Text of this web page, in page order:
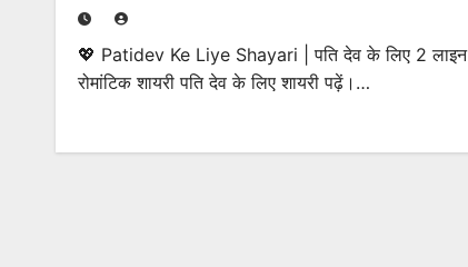
💖 Patidev Ke Liye Shayari | पति देव के लिए 2 लाइन
रोमांटिक शायरी पति देव के लिए शायरी पढ़ें।…